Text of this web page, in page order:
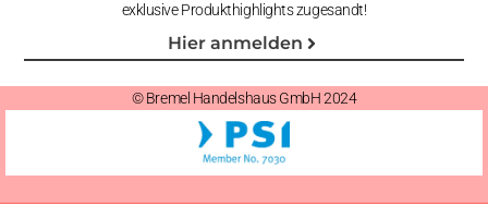
exklusive Produkthighlights zugesandt!
Hier anmelden
© Bremel Handelshaus GmbH 2024